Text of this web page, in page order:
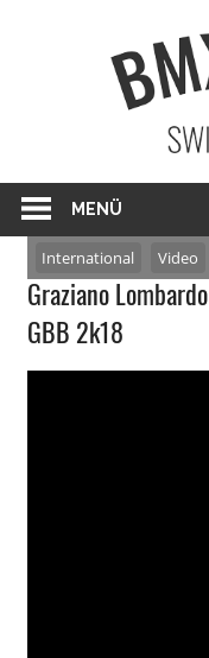
MENÜ
International Video
Graziano
GBB 2k18